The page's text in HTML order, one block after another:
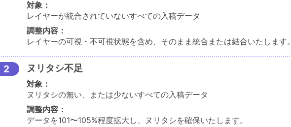
対象：
レイヤーが統合されていないすべての入稿データ
調整内容：
レイヤーの可視・不可視状態を含め、そのまま統合または結合いたします。
ヌリタシ不足
対象：
ヌリタシの無い、または少ないすべての入稿データ
調整内容：
データを101〜105%程度拡大し、ヌリタシを確保いたします。